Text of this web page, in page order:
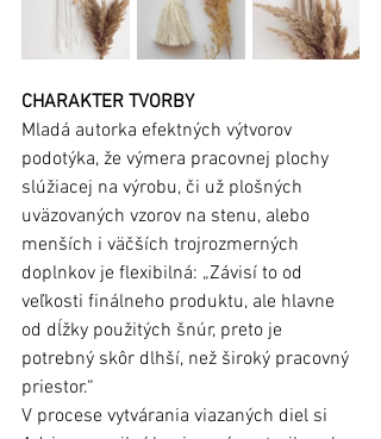
CHARAKTER TVORBY
Mladá autorka efektných výtvorov
podotýka, že výmera pracovnej plochy
slúžiacej na výrobu, či už plošných
uväzovaných vzorov na stenu, alebo
menších i väčších trojrozmerných
doplnkov je flexibilná: „Závisí to od
veľkosti finálneho produktu, ale hlavne
od dĺžky použitých šnúr, preto je
potrebný skôr dlhší, než široký pracovný
priestor.“
V procese vytvárania viazaných diel si